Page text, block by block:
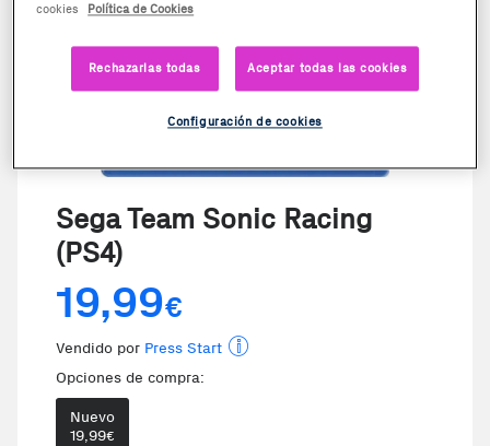
Sega Team Sonic Racing
(PS4)
19,99€
Vendido por Press Start
Opciones de compra:
Nuevo
19,99€
cookies
Política de Cookies
Rechazarlas todas Aceptar todas las cookies
Configuración de cookies